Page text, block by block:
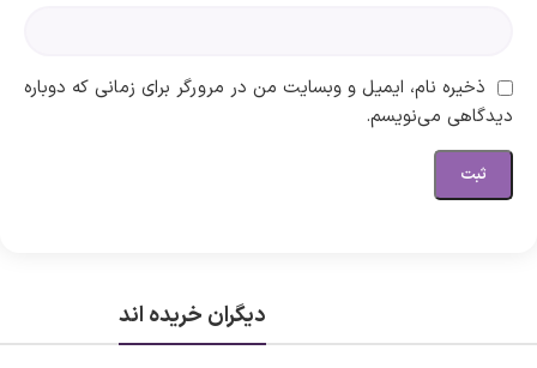
ذخیره نام، ایمیل و وبسایت من در مرورگر برای زمانی که دوباره
دیدگاهی می‌نویسم.
دیگران خریده اند